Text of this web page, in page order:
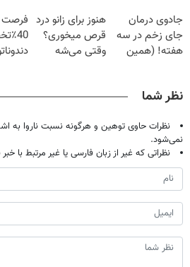
میلیون تومان!!!
(40%off)
میکنه
(40%تخفیف)
جادوی درمان
جای زخم در سه
هفته! (همین
هنوز برای زانو درد
قرص میخوری؟
وقتی می‌شه
فرصت
نظر شما
نظرات حاوی توهین و هرگونه نسبت ناروا
نمی‌شود.
نظراتی که غیر از زبان فارسی یا غیر مرتبط با